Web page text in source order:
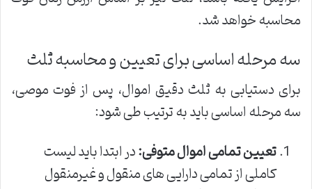
محاسبه خواهد شد.
سه مرحله اساسی برای تعیین و محاسبه ثلث
برای دستیابی به ثلث دقیق اموال، پس از فوت موصی،
سه مرحله اساسی باید به ترتیب طی شود:
تعیین تمامی اموال متوفی:در ابتدا باید لیست
کاملی از تمامی دارایی های منقول و غیرمنقول